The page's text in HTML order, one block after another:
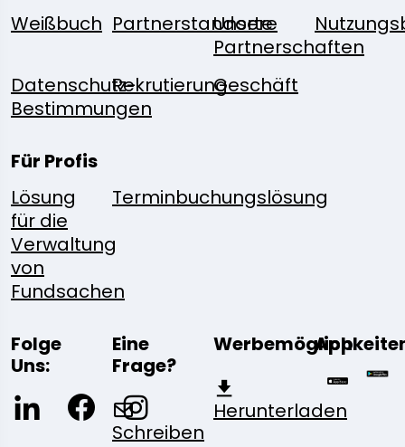
Weißbuch Partnerstandorte
Unsere
Partnerschaften
Datenschutz-
Bestimmungen
RekrutierungGeschäft
Für Profis
Lösung
für die
Verwaltung
von
Fundsachen
Terminbuchungslösung
Folge
Uns:
Eine
Frage?
Schreiben
Herunterladen
App